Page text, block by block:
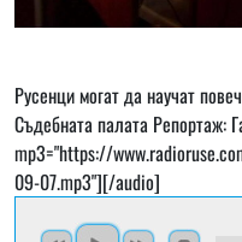
Русенци могат да научат
Съдебната палата
mp3="https://
09-07.mp3"][/audio]